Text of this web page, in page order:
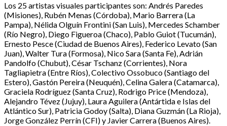
Los 25 artistas visuales participantes son: Andrés Paredes
(Misiones), Rubén Menas (Córdoba), Mario Barrera (La
Pampa), Nélida Olguín Frontini (San Luis), Mercedes Schamber
(Río Negro), Diego Figueroa (Chaco), Pablo Guiot (Tucumán),
Ernesto Pesce (Ciudad de Buenos Aires), Federico Levato (San
Juan), Walter Tura (Formosa), Nico Sara (Santa Fe), Adrián
Pandolfo (Chubut), César Tschanz (Corrientes), Nora
Tagliapietra (Entre Ríos), Colectivo Ossobuco (Santiago del
Estero), Gastón Pereira (Neuquén), Celina Galera (Catamarca),
Graciela Rodríguez (Santa Cruz), Rodrigo Price (Mendoza),
Alejandro Tévez (Jujuy), Laura Aguilera (Antártida e Islas del
Atlántico Sur), Patricia Godoy (Salta), Diana Guzmán (La Rioja),
Jorge González Perrín (CFI) y Javier Carrera (Buenos Aires).